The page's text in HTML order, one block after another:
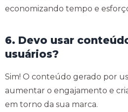
economizando tempo e
6. Devo usar
usuários?
Sim! O conteúdo gerado por
aumentar o engajamento e
em torno da sua marca.